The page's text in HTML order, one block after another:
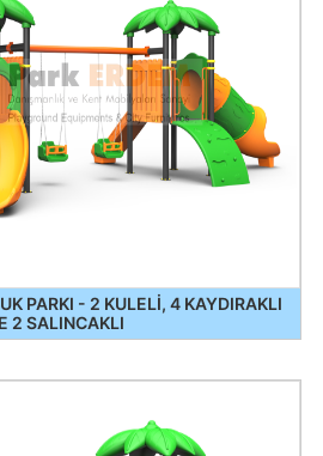
PARKI - 2 KULELİ, 4 KAYDIRAKLI
2 SALINCAKLI